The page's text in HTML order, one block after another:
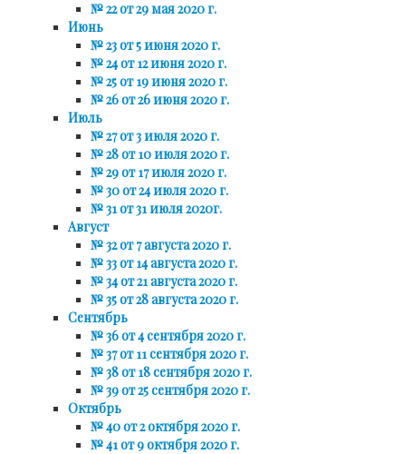
№ 22 от 29 мая 2020 г.
Июнь
№ 23 от 5 июня 2020 г.
№ 24 от 12 июня 2020 г.
№ 25 от 19 июня 2020 г.
№ 26 от 26 июня 2020 г.
Июль
№ 27 от 3 июля 2020 г.
№ 28 от 10 июля 2020 г.
№ 29 от 17 июля 2020 г.
№ 30 от 24 июля 2020 г.
№ 31 от 31 июля 2020г.
Август
№ 32 от 7 августа 2020 г.
№ 33 от 14 августа 2020 г.
№ 34 от 21 августа 2020 г.
№ 35 от 28 августа 2020 г.
Сентябрь
№ 36 от 4 сентября 2020 г.
№ 37 от 11 сентября 2020 г.
№ 38 от 18 сентября 2020 г.
№ 39 от 25 сентября 2020 г.
Октябрь
№ 40 от 2 октября 2020 г.
№ 41 от 9 октября 2020 г.